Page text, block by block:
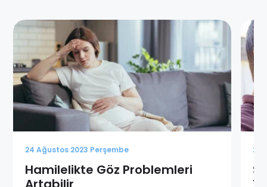
24 Ağustos 2023 Perşembe
Hamilelikte Göz Problemleri
24